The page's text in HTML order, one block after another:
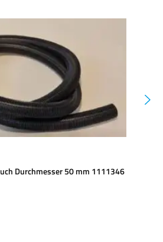
Durchmesser 50 mm 1111346